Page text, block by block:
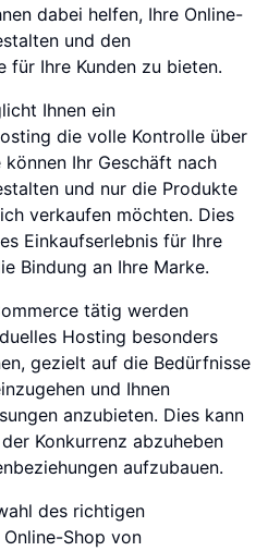
dabei helfen, Ihre Online-
und den
für Ihre Kunden zu bieten.
Ihnen ein
die volle Kontrolle über
können Ihr Geschäft nach
und nur die Produkte
verkaufen möchten. Dies
Einkaufserlebnis für Ihre
Bindung an Ihre Marke.
tätig werden
Hosting besonders
gezielt auf die Bedürfnisse
und Ihnen
anzubieten. Dies kann
Konkurrenz abzuheben
aufzubauen.
des richtigen
Shop von